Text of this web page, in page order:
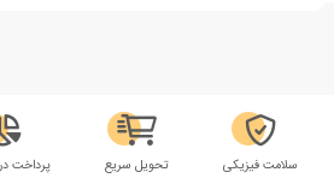
سلامت فیزیکی تحویل سریع پرداخت در 4